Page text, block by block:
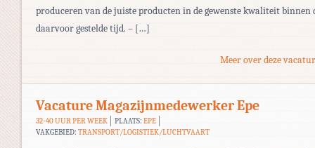
produceren van de juiste producten in de gewenste kwaliteit binnen
daarvoor gestelde tijd. – […]
Meer over deze
Vacature Magazijnmedewerker Epe
32-40 UUR PER WEEK PLAATS: EPE
VAKGEBIED: TRANSPORT/LOGISTIEK/LUCHTVAART